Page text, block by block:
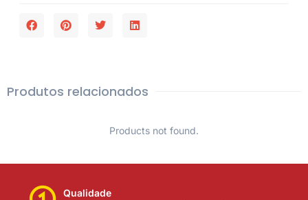
Produtos relacionados
Products not found.
Qualidade